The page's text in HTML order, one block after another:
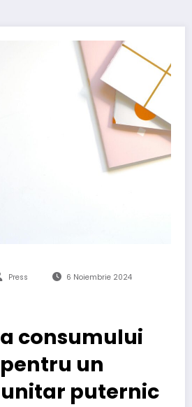
Press 6 Noiembrie 2024
consumului
un
puternic